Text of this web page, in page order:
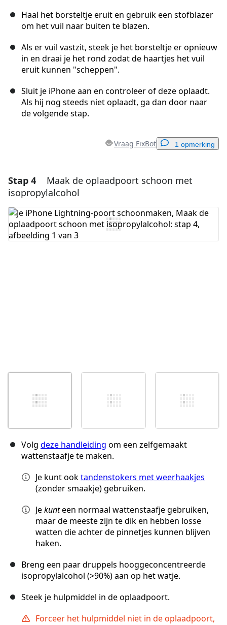
Haal het borsteltje eruit en gebruik een stofblazer
om het vuil naar buiten te blazen.
Als er vuil vastzit, steek je het borsteltje er opnieuw
in en draai je het rond zodat de haartjes het vuil
eruit kunnen "scheppen".
Sluit je iPhone aan en controleer of deze oplaadt.
Als hij nog steeds niet oplaadt, ga dan door naar
de volgende stap.
Vraag FixBot 1 opmerking
Voeg een opmerking toe
Voeg opmerking toe
Stap 4
Maak de oplaadpoort schoon met
isopropylalcohol
Volg deze handleiding om een zelfgemaakt
wattenstaafje te maken.
Je kunt ooktandenstokers met weerhaakjes
(zonder smaakje) gebruiken.
Jekunteen normaal wattenstaafje gebruiken,
maar de meeste zijn te dik en hebben losse
watten die achter de pinnetjes kunnen blijven
haken.
Breng een paar druppels hooggeconcentreerde
isopropylalcohol (>90%) aan op het watje.
Steek je hulpmiddel in de oplaadpoort.
Forceer het hulpmiddel niet in de oplaadpoort,